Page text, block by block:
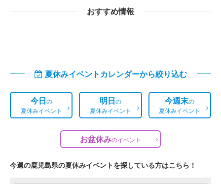
おすすめ情報
夏休みイベントカレンダーから絞り込む
今日の
夏休みイベント
明日の
夏休みイベント
今週末の
夏休みイベント
お盆休みのイベント
今週の鹿児島県の夏休みイベントを探している方はこちら！